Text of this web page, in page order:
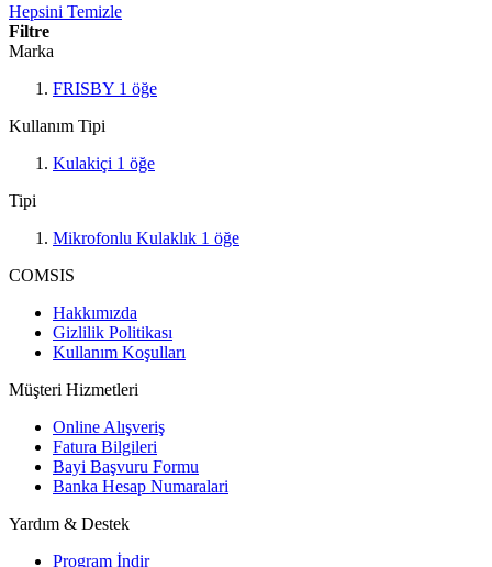
Hepsini Temizle
Filtre
Marka
FRISBY 1 öğe
Kullanım Tipi
Kulakiçi 1 öğe
Tipi
Mikrofonlu Kulaklık 1 öğe
COMSIS
Hakkımızda
Gizlilik Politikası
Kullanım Koşulları
Müşteri Hizmetleri
Online Alışveriş
Fatura Bilgileri
Bayi Başvuru Formu
Banka Hesap Numaralari
Yardım & Destek
Program İndir